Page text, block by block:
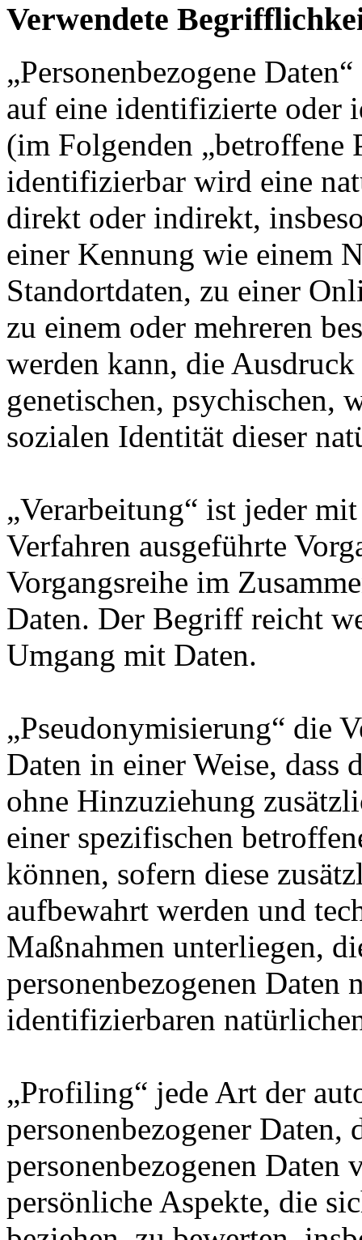
Verwendete
„Personenbezogene
auf eine identifizierte oder
(im Folgenden „betroffene
identifizierbar wird eine
direkt oder indirekt,
einer Kennung wie einem
Standortdaten, zu einer
zu einem oder mehreren
werden kann, die
genetischen, psychischen,
sozialen Identität dieser
„Verarbeitung“ ist jeder
Verfahren ausgeführte
Vorgangsreihe im
Daten. Der Begriff reicht
Umgang mit Daten.
„Pseudonymisierung“ die
Daten in einer Weise, dass
ohne Hinzuziehung
einer spezifischen
können, sofern diese
aufbewahrt werden und
Maßnahmen unterliegen,
personenbezogenen
identifizierbaren
„Profiling“ jede Art der
personenbezogener Daten,
personenbezogenen Daten
persönliche Aspekte, die